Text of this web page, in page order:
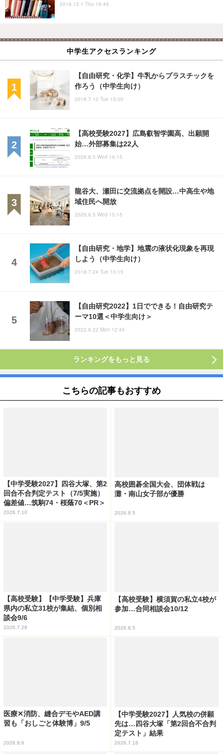
2016.12.1 Thu 16:45
中学生アクセスランキング
【自由研究・化学】牛乳からプラスチックを
作ろう（中学生向け）
2018.7.10 Tue 15:00
【高校受験2027】広島叡智学園高、出願開
始…外部募集は22人
2026.8.5 Wed 16:15
龍谷大、瀬田に交流拠点を開設…中高生や地
域住民へ開放
2026.8.5 Wed 15:15
【自由研究・地学】地震の液状化現象を再現
しよう（中学生向け）
2018.7.24 Tue 10:15
【自由研究2022】1日でできる！自由研究テ
ーマ10選＜中学生向け＞
2022.8.22 Mon 12:45
ランキングをもっと見る
こちらの記事もおすすめ
【中学受験2027】四谷大塚、第2
回合不合判定テスト（7/5実施）
偏差値…筑駒74・桜蔭70＜PR＞
2026.7.10
高校囲碁全国大会、団体戦は
灘・南山女子部が優勝
2026.8.5
【高校受験】【中学受験】兵庫
県内の私立31校が集結、個別相
談会9/6
2026.7.28
【高校受験】横須賀の私立4校が
参加…合同相談会10/12
2026.8.5
医療✕消防、縫合デモやAED講
習も「おしごと体験博」9/5
2026.8.6
【中学受験2027】人気校の併願
先は…四谷大塚「第2回合不合判
定テスト」結果
2026.7.16